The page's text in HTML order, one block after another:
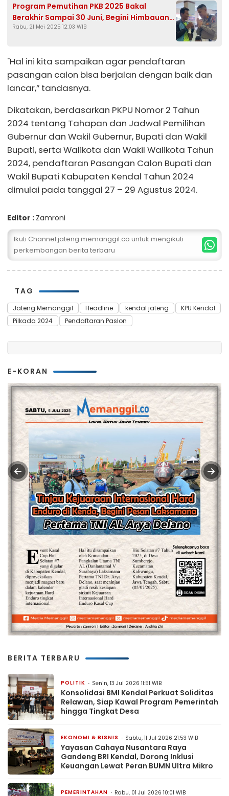
Program Pemutihan PKB 2025 Bakal
Berakhir Sampai 30 Juni, Begini Himbauan
Satlantas Polres Kendal
Rabu, 21 Mei 2025 12:03 WIB
"Hal ini kita sampaikan agar pendaftaran
pasangan calon bisa berjalan dengan baik dan
lancar,” tandasnya.
Dikatakan, berdasarkan PKPU Nomor 2 Tahun
2024 tentang Tahapan dan Jadwal Pemilihan
Gubernur dan Wakil Gubernur, Bupati dan Wakil
Bupati, serta Walikota dan Wakil Walikota Tahun
2024, pendaftaran Pasangan Calon Bupati dan
Wakil Bupati Kabupaten Kendal Tahun 2024
dimulai pada tanggal 27 – 29 Agustus 2024.
Editor : Zamroni
Ikuti Channel jateng.memanggil.co untuk mengikuti
perkembangan berita terbaru
TAG
Jateng Memanggil Headline kendal jateng
KPU Kendal
Pilkada 2024
Pendaftaran Paslon
E-KORAN
BERITA TERBARU
POLITIK Senin, 13 Jul 2026 11:51 WIB
Konsolidasi BMI Kendal Perkuat Soliditas
Relawan, Siap Kawal Program Pemerintah
hingga Tingkat Desa
EKONOMI & BISNIS Sabtu, 11 Jul 2026 21:53 WIB
Yayasan Cahaya Nusantara Raya
Gandeng BRI Kendal, Dorong Inklusi
Keuangan Lewat Peran BUMN Ultra Mikro
PEMERINTAHAN Rabu, 01 Jul 2026 10:01 WIB